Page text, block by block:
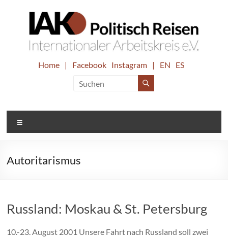
IAK.
Reisen
Internationaler
Home | Facebook Instagram | EN ES
Autoritarismus
Russland: Moskau & St. Petersburg
10.-23. August 2001 Unsere Fahrt nach Russland soll zwei